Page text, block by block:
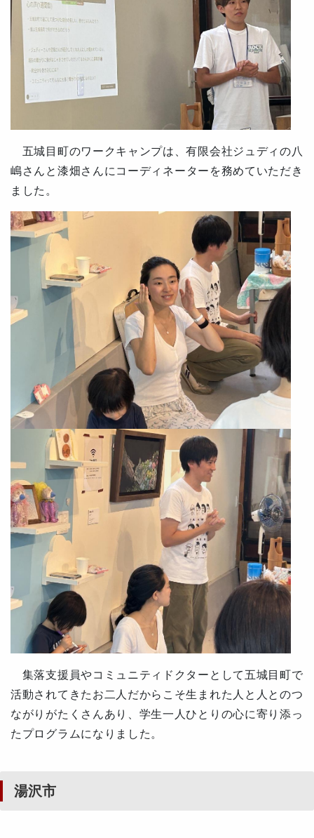
五城目町のワークキャンプは、有限会社ジュディの八
嶋さんと漆畑さんに コーディネーターを務めていただき
ました。
集落支援員やコミュニティドクターとして五城目町で
活動されてきたお二人だからこそ生まれた人と人とのつ
ながりがたくさんあり、学生一人ひとりの心に寄り添っ
たプログラムになりました。
湯沢市